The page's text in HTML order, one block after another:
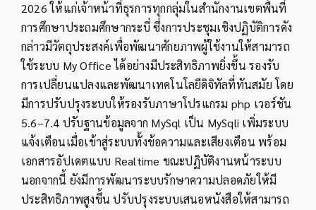
2026 ให้แก่เจ้าหน้าที่ธุรการทุกกลุ่มในสำนักงานเขตพื้นที่
การศึกษาประถมศึกษากระบี่ ซึ่งการประชุมเชิงปฏิบัติการดัง
กล่าวมีวัตถุประสงค์เพื่อพัฒนาศักยภาพผู้ใช้งานให้สามารถ
ใช้ระบบ My Office ได้อย่างมีประสิทธิภาพยิ่งขึ้น รองรับ
การเปลี่ยนแปลงและพัฒนาเทคโนโลยีดิจิทัลที่ทันสมัย โดย
มีการปรับปรุงระบบให้รองรับภาษาโปรแกรม php เวอร์ชัน
5.6–7.4 ปรับฐานข้อมูลจาก MySql เป็น MySqli เพิ่มระบบ
แจ้งเตือนเมื่อเข้าสู่ระบบทั้งข้อความและเสียงเตือน พร้อม
เอกสารอัปเดตแบบ Realtime ขณะปฏิบัติงานหน้าระบบ
นอกจากนี้ ยังมีการพัฒนาระบบรักษาความปลอดภัยให้มี
ประสิทธิภาพสูงขึ้น ปรับปรุงระบบเสนอหนังสือให้สามารถ